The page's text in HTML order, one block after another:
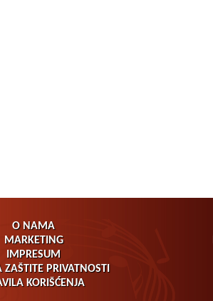
O NAMA
MARKETING
IMPRESUM
ZAŠTITE PRIVATNOSTI
KORIŠĆENJA